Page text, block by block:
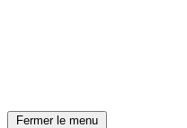
Fermer le menu